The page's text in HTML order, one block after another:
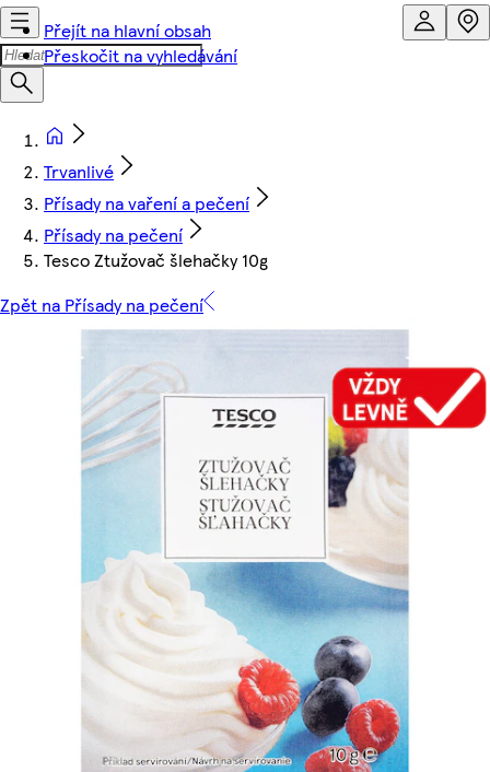
Přejít na hlavní obsah
Přeskočit na vyhledávání
Trvanlivé
Přísady na vaření a pečení
Přísady na pečení
Tesco Ztužovač šlehačky 10g
Zpět na Přísady na pečení